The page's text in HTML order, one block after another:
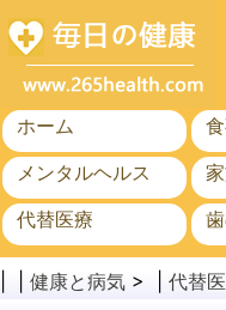
ホーム
メンタルヘルス
代替医療
がん
健康と病気 > | 代替